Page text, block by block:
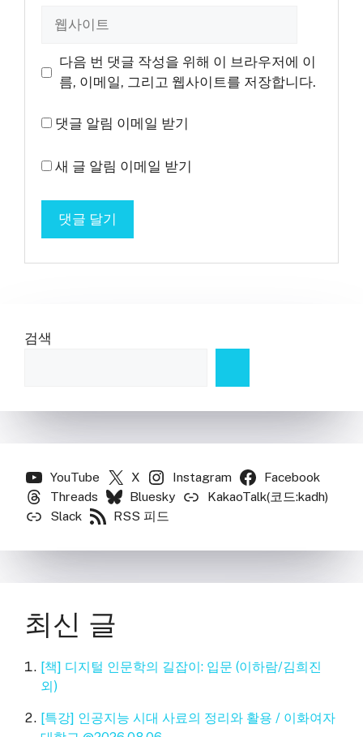
트
다음 번 댓글 작성을 위해 이 브라우저에 이
름, 이메일, 그리고 웹사이트를 저장합니다.
댓글 알림 이메일 받기
새 글 알림 이메일 받기
검색
YouTube X Instagram
Facebook
Threads
Bluesky
KakaoTalk(코드:kadh)
Slack
RSS 피드
최신 글
[책] 디지털 인문학의 길잡이: 입문 (이하람/김희진
외)
[특강] 인공지능 시대 사료의 정리와 활용 / 이화여자